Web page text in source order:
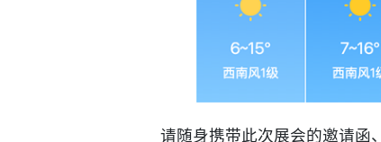
请随身携带此次展会的邀请函